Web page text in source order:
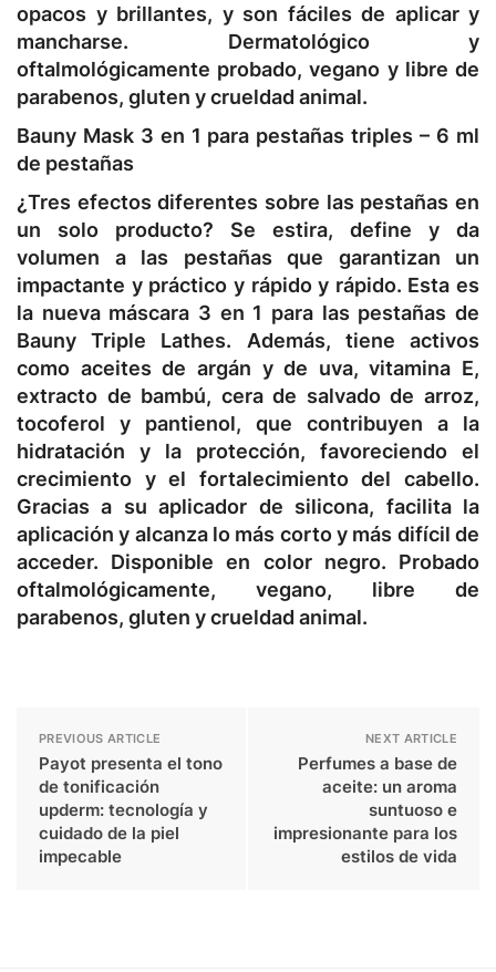
opacos y brillantes, y son fáciles de aplicar y
mancharse. Dermatológico y
oftalmológicamente probado, vegano y libre de
parabenos, gluten y crueldad animal.
Bauny Mask 3 en 1 para pestañas triples – 6 ml
de pestañas
¿Tres efectos diferentes sobre las pestañas en
un solo producto? Se estira, define y da
volumen a las pestañas que garantizan un
impactante y práctico y rápido y rápido. Esta es
la nueva máscara 3 en 1 para las pestañas de
Bauny Triple Lathes. Además, tiene activos
como aceites de argán y de uva, vitamina E,
extracto de bambú, cera de salvado de arroz,
tocoferol y pantienol, que contribuyen a la
hidratación y la protección, favoreciendo el
crecimiento y el fortalecimiento del cabello.
Gracias a su aplicador de silicona, facilita la
aplicación y alcanza lo más corto y más difícil de
acceder. Disponible en color negro. Probado
oftalmológicamente, vegano, libre de
parabenos, gluten y crueldad animal.
PREVIOUS ARTICLE
Payot presenta el tono
de tonificación
upderm: tecnología y
cuidado de la piel
impecable
NEXT ARTICLE
Perfumes a base de
aceite: un aroma
suntuoso e
impresionante para los
estilos de vida